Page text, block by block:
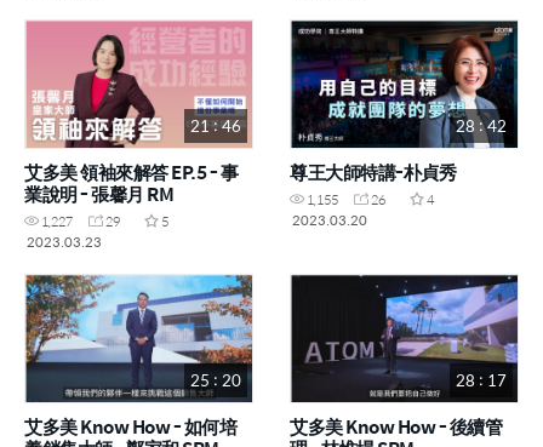
21 : 46
艾多美 領袖來解答 EP.5 - 事
業說明 - 張馨月 RM
1,227 29
5
2023.03.23
28 : 42
尊王大師特講-朴貞秀
1,155 26
4
2023.03.20
25 : 20
艾多美 Know How - 如何培
28 : 17
艾多美 Know How - 後續管